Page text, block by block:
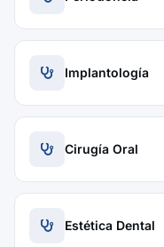
Implantología
Cirugía Oral
Estética Dental